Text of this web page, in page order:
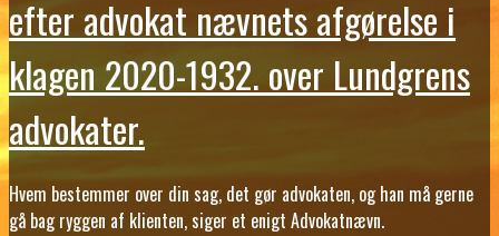
efter advokat nævnets afgørelse i
klagen 2020-1932. over Lundgrens
advokater.
Hvem bestemmer over din sag, det gør advokaten, og han må gerne
gå bag ryggen af klienten, siger et enigt Advokatnævn.